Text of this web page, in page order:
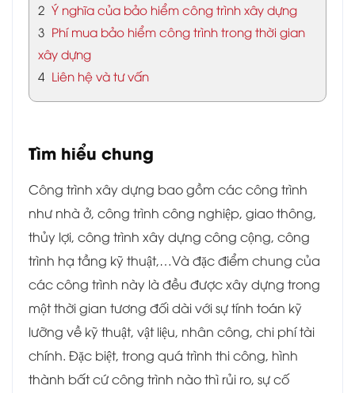
2 Ý nghĩa của bảo hiểm công trình xây dựng
3 Phí mua bảo hiểm công trình trong thời gian
xây dựng
4 Liên hệ và tư vấn
Tìm hiểu chung
Công trình xây dựng bao gồm các công trình
như nhà ở, công trình công nghiệp, giao thông,
thủy lợi, công trình xây dựng công cộng, công
trình hạ tầng kỹ thuật,…Và đặc điểm chung của
các công trình này là đều được xây dựng trong
một thời gian tương đối dài với sự tính toán kỹ
lưỡng về kỹ thuật, vật liệu, nhân công, chi phí tài
chính. Đặc biệt, trong quá trình thi công, hình
thành bất cứ công trình nào thì rủi ro, sự cố